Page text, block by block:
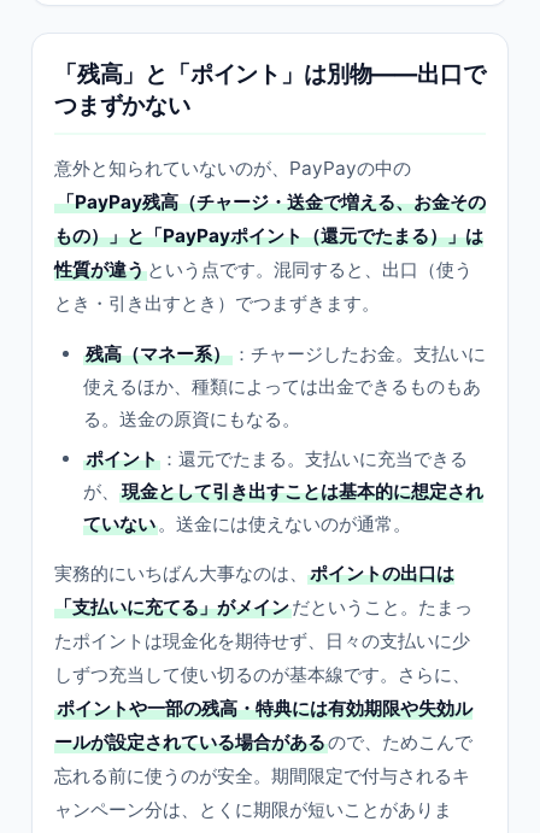
「残高」と「ポイント」は別物——出口で
つまずかない
意外と知られていないのが、PayPayの中の
「PayPay残高（チャージ・送金で増える、お金その
もの）」と「PayPayポイント（還元でたまる）」は
性質が違う という点です。混同すると、出口（使う
とき・引き出すとき）でつまずきます。
残高（マネー系） ：チャージしたお金。支払いに
使えるほか、種類によっては出金できるものもあ
る。送金の原資にもなる。
ポイント ：還元でたまる。支払いに充当できる
が、
現金として引き出すことは基本的に想定され
ていない。送金には使えないのが通常。
実務的にいちばん大事なのは、
ポイントの出口は
「支払いに充てる」がメインだということ。たまっ
たポイントは現金化を期待せず、日々の支払いに少
しずつ充当して使い切るのが基本線です。さらに、
ポイントや一部の残高・特典には有効期限や失効ル
ールが設定されている場合があるので、ためこんで
忘れる前に使うのが安全。期間限定で付与されるキ
ャンペーン分は、とくに期限が短いことがありま